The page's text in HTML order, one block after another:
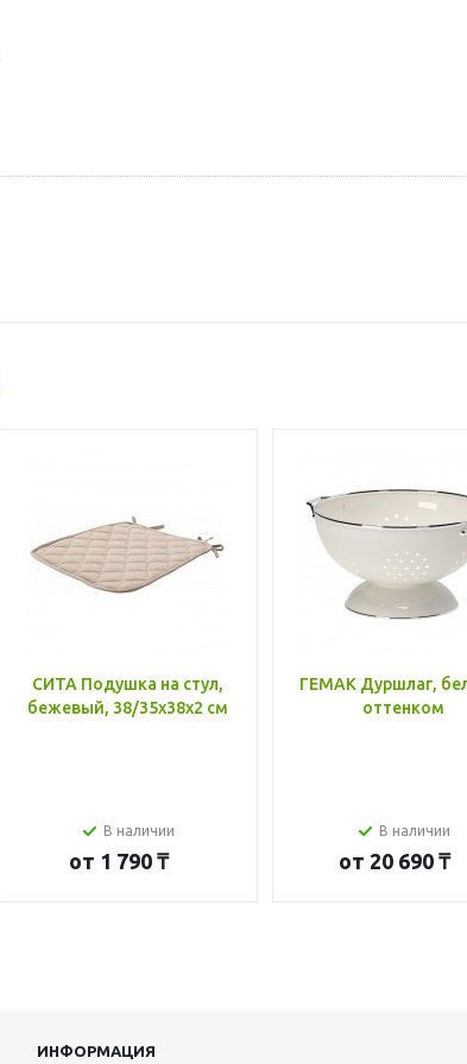
СИТА Подушка на стул,
бежевый, 38/35x38x2 см
В наличии
от 1 790 ₸
ГЕМАК Дуршлаг,
оттенком
В наличии
от 20 690 ₸
ИНФОРМАЦИЯ